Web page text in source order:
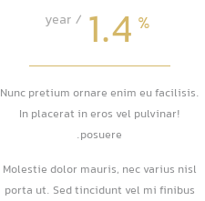
1.4 %
/ year
Nunc pretium ornare enim eu facilisis.
In placerat in eros vel pulvinar!
posuere.
Molestie dolor mauris, nec varius nisl
porta ut. Sed tincidunt vel mi finibus